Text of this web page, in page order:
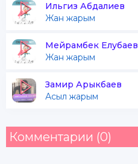
Ильгиз Абдалиев
Жан жарым
Мейрамбек Елубаев
Жан жарым
Замир Арыкбаев
Асыл жарым
Комментарии (0)